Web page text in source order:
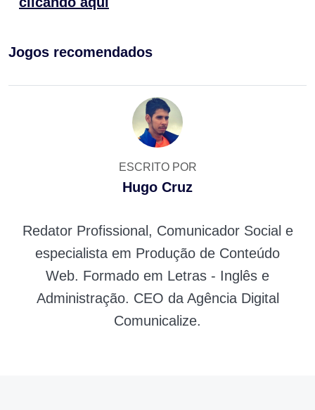
Jogos recomendados
ESCRITO POR
Hugo Cruz
Redator Profissional, Comunicador Social e
especialista em Produção de Conteúdo
Web. Formado em Letras - Inglês e
Administração. CEO da Agência Digital
Comunicalize.